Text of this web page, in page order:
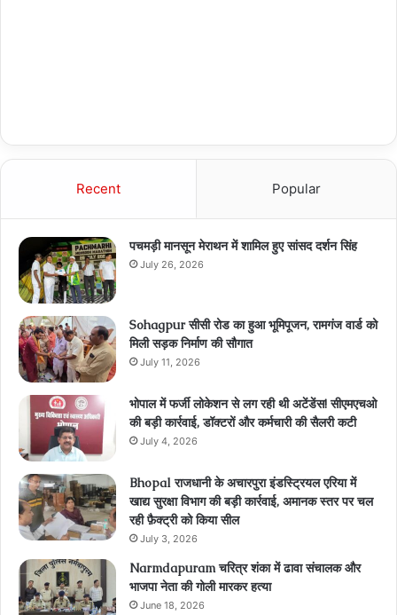
Recent Popular
पचमड़ी मानसून मेराथन में शामिल हुए सांसद दर्शन सिंह
July 26, 2026
Sohagpur सीसी रोड का हुआ भूमिपूजन, रामगंज वार्ड को
मिली सड़क निर्माण की सौगात
July 11, 2026
भोपाल में फर्जी लोकेशन से लग रही थी अटेंडेंस! सीएमएचओ
की बड़ी कार्रवाई, डॉक्टरों और कर्मचारी की सैलरी कटी
July 4, 2026
Bhopal राजधानी के अचारपुरा इंडस्ट्रियल एरिया में
खाद्य सुरक्षा विभाग की बड़ी कार्रवाई, अमानक स्तर पर चल
रही फ़ैक्ट्री को किया सील
July 3, 2026
Narmdapuram चरित्र शंका में ढावा संचालक और
भाजपा नेता की गोली मारकर हत्या
June 18, 2026